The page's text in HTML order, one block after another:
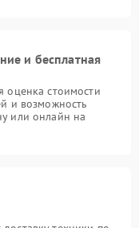
и бесплатная
оценка стоимости
и возможность
или онлайн на